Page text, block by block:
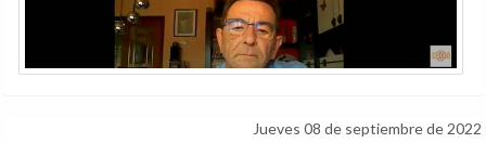
Jueves 08 de septiembre de 2022